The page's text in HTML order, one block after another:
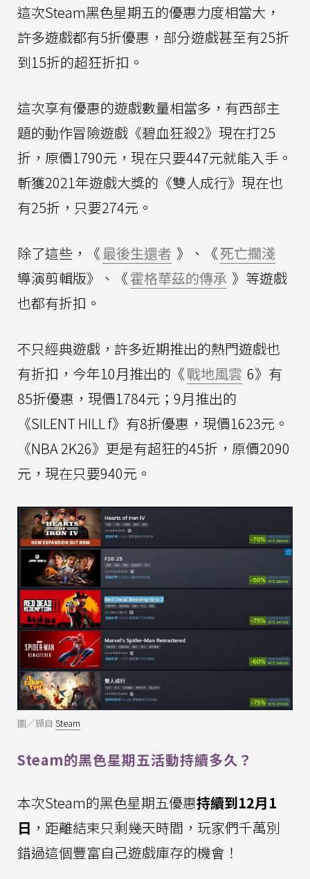
這次Steam黑色星期五的優惠力度相當大，
許多遊戲都有5折優惠，部分遊戲甚至有25折
到15折的超狂折扣。
這次享有優惠的遊戲數量相當多，有西部主
題的動作冒險遊戲《碧血狂殺2》現在打25
折，原價1790元，現在只要447元就能入手。
斬獲2021年遊戲大獎的《雙人成行》現在也
有25折，只要274元。
除了這些，《最後生還者 》、《死亡擱淺
導演剪輯版》、《霍格華茲的傳承 》等遊戲
也都有折扣。
不只經典遊戲，許多近期推出的熱門遊戲也
有折扣，今年10月推出的《戰地風雲 6》有
85折優惠，現價1784元；9月推出的
《SILENT HILL f》有8折優惠，現價1623元。
《NBA 2K26》更是有超狂的45折，原價2090
元，現在只要940元。
圖／擷自 Steam
Steam的黑色星期五活動持續多久？
本次Steam的黑色星期五優惠持續到12月1
日 ，距離結束只剩幾天時間，玩家們千萬別
錯過這個豐富自己遊戲庫存的機會！